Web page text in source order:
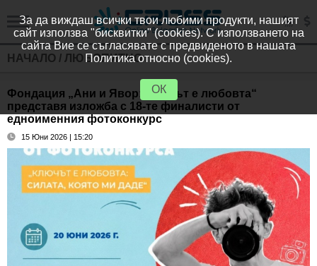
НАЧАЛО / ЛЮБОПИТНО
Фондация „Ани и Явор: Ключът е любовта“
представя изложба с 18-те финалисти от
едноименния фотоконкурс
15 Юни 2026 | 15:20
За да виждаш всички твои любими продукти, нашият
сайт използва "бисквитки" (cookies). С използването на
сайта Вие се съгласявате с предвиденото в нашата
Политика относно (cookies).
ОК